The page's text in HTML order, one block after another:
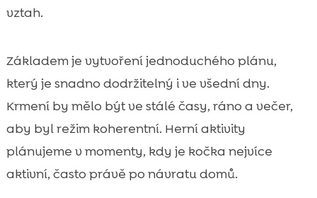
vztah.
Základem je vytvoření jednoduchého plánu,
který je snadno dodržitelný i ve všední dny.
Krmení by mělo být ve stálé časy, ráno a večer,
aby byl režim koherentní. Herní aktivity
plánujeme v momenty, kdy je kočka nejvíce
aktivní, často právě po návratu domů.